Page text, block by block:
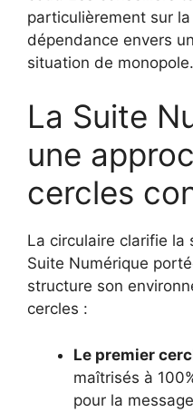
particulièrement sur
dépendance envers
situation de monopole.
La Suite
une
cercles
La circulaire clarifie la
Suite Numérique
structure son
cercles :
Le premier
maîtrisés à
pour la